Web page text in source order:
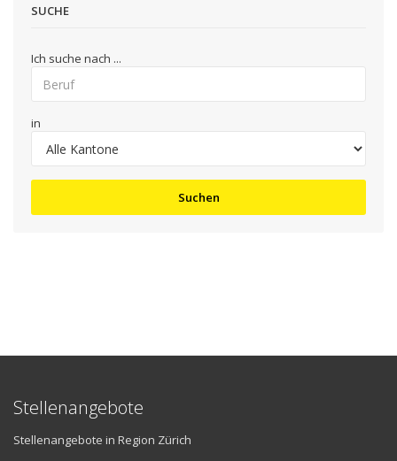
SUCHE
Ich suche nach ...
in
Suchen
Stellenangebote
Stellenangebote in Region Zürich